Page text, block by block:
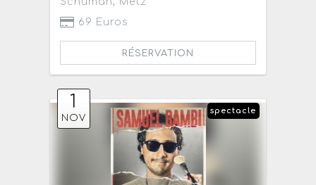
69 Euros
RÉSERVATION
1
NOV
spectacle